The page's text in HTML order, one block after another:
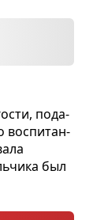
пода­
вос­пи­тан­
был